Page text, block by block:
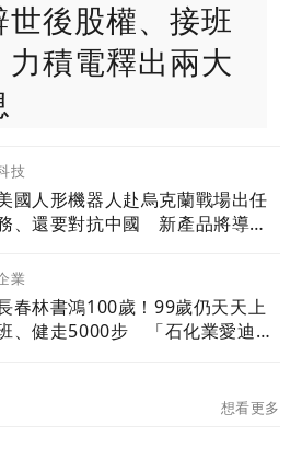
後股權、接班
積電釋出兩大
技
國人形機器人赴烏克蘭戰場出任
、還要對抗中國 新產品將導入
業
春林書鴻100歲！99歲仍天天上
、健走5000步 「石化業愛迪
想看更多